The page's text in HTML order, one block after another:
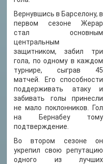
Вернувшись в Барселону, в
первом сезоне Жерар
стал основным
центральным
защитником, забил три
гола, по одному в каждом
турнире, сыграв 45
матчей. Его способности
поддерживать атаку и
забивать голы принесли
не мало поклонников. Гол
на Бернабеу тому
подтверждение.
Во втором сезоне он
укрепил свою репутацию
одного из лучших